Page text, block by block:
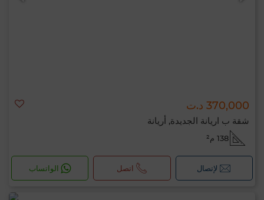
370,000 د.ت
شقة ب اريانة الجديدة, أريانة
138 م²
لإتصال اتصل الواتساب